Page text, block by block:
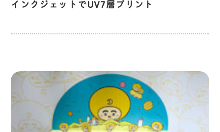
インクジェットでUV7層プリント